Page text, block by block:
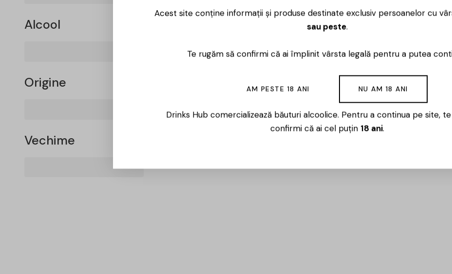
Alcool
Origine
Vechime
Acest site conține informații și produse destinate exclusiv persoanelor cu
sau peste.
Te rugăm să confirmi că ai împlinit vârsta legală pentru a putea
AM PESTE 18 ANI NU AM 18 ANI
Drinks Hub comercializează băuturi alcoolice. Pentru a continua pe site,
confirmi că ai cel puțin 18 ani.